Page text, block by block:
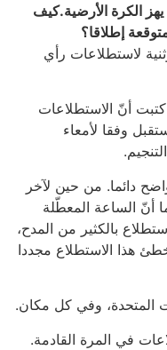
يهز الكرة الأرضية.كيف
إطلاقا؟
لاستطلاعات رأي
أنّ الاستطلاعات
وفقا لأمعاء
دائما. من حين لآخر
أنّ الساعة المعطّلة
بالكثير من المدح،
هذا الاستطلاع مجددا
المتحدة، وفي كل مكان.
في المرة القادمة.